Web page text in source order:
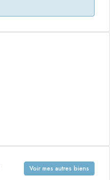
Voir mes autres biens